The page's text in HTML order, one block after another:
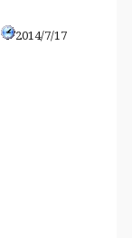
2014/7/17